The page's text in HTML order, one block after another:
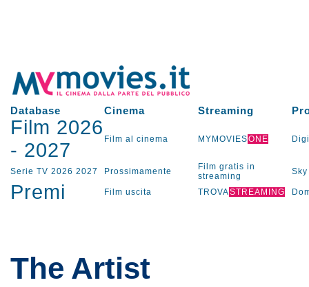
Database Cinema Streaming
Film 2026
- 2027 Film al cinema MYMOVIESONE
Serie TV 2026 2027 Prossimamente
Film gratis in
streaming
Sky
Premi Film uscita TROVASTREAMING
The Artist